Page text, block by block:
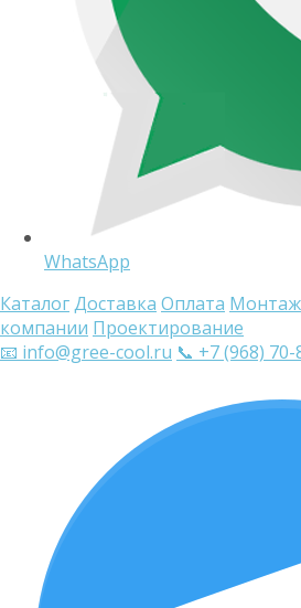
WhatsApp
КаталогДоставка Оплата Монтаж
компании Проектирование
📧 info@gree-cool.ru 📞 +7 (968)